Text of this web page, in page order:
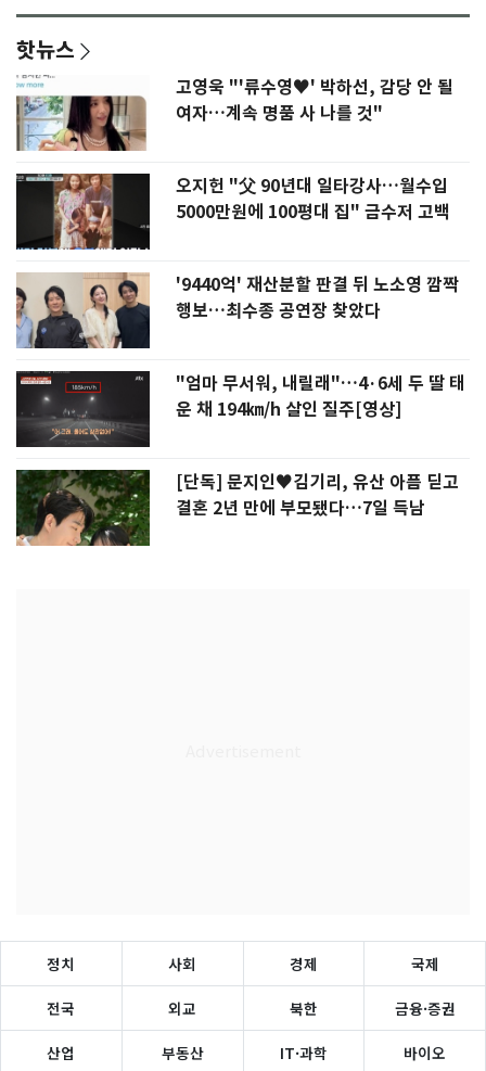
핫뉴스
고영욱 "'류수영♥' 박하선, 감당 안 될
여자…계속 명품 사 나를 것"
오지헌 "父 90년대 일타강사…월수입
5000만원에 100평대 집" 금수저 고백
'9440억' 재산분할 판결 뒤 노소영 깜짝
행보…최수종 공연장 찾았다
"엄마 무서워, 내릴래"…4·6세 두 딸 태
운 채 194㎞/h 살인 질주[영상]
[단독] 문지인♥김기리, 유산 아픔 딛고
결혼 2년 만에 부모됐다…7일 득남
정치 사회 경제 국제
전국 외교 북한 금융·증권
산업 부동산 IT·과학 바이오